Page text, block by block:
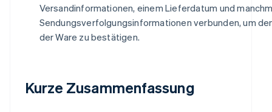
Versandinformationen, einem Lieferdatum und
Sendungsverfolgungsinformationen verbunden, um
der Ware zu bestätigen.
Kurze Zusammenfassung